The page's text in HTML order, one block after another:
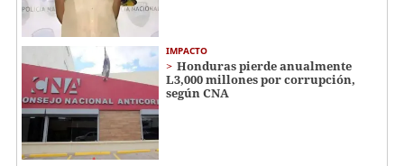
IMPACTO
Honduras pierde anualmente
L3,000 millones por corrupción,
según CNA